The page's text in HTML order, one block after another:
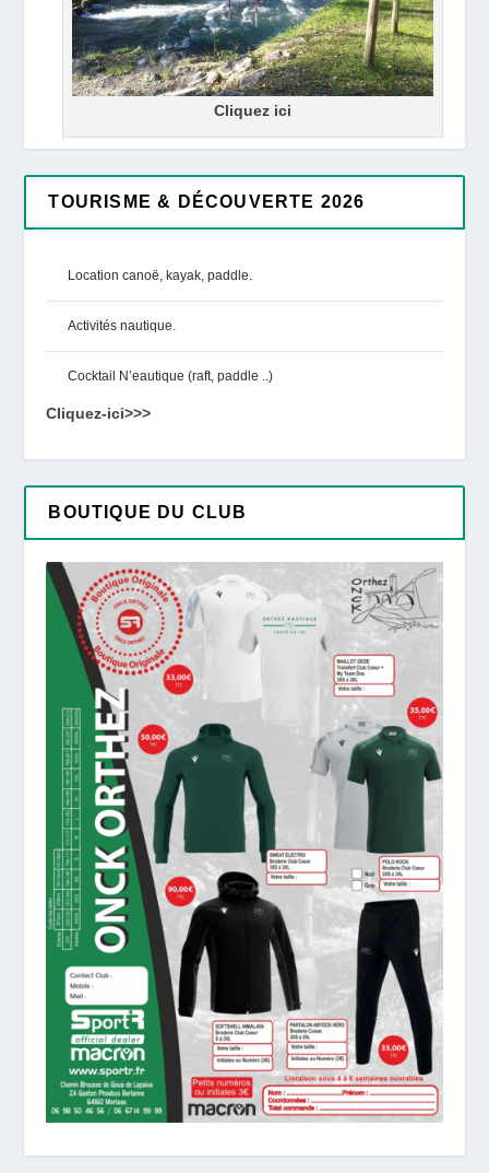
Cliquez ici
TOURISME & DÉCOUVERTE 2026
Location canoë, kayak, paddle.
Activités nautique.
Cocktail N’eautique (raft, paddle ..)
Cliquez-ici>>>
BOUTIQUE DU CLUB